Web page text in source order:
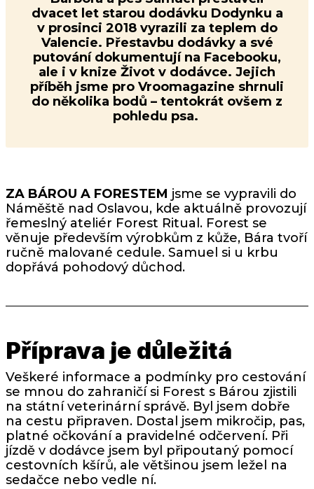
dvacet let starou dodávku Dodynku a
v prosinci 2018 vyrazili za teplem do
Valencie. Přestavbu dodávky a své
putování dokumentují na Facebooku,
ale i v knize Život v dodávce. Jejich
příběh jsme pro Vroomagazine shrnuli
do několika bodů – tentokrát ovšem z
pohledu psa.
ZA BÁROU A FORESTEM jsme se vypravili do
Náměště nad Oslavou, kde aktuálně provozují
řemeslný ateliér Forest Ritual. Forest se
věnuje především výrobkům z kůže, Bára tvoří
ručně malované cedule. Samuel si u krbu
dopřává pohodový důchod.
Příprava je důležitá
Veškeré informace a podmínky pro cestování
se mnou do zahraničí si Forest s Bárou zjistili
na státní veterinární správě. Byl jsem dobře
na cestu připraven. Dostal jsem mikročip, pas,
platné očkování a pravidelné odčervení. Při
jízdě v dodávce jsem byl připoutaný pomocí
cestovních kšírů, ale většinou jsem ležel na
sedačce nebo vedle ní.